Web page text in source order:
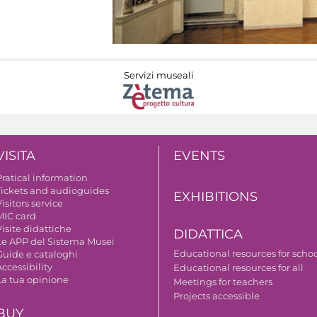
Servizi museali
information
and audioguides
service
card
didattiche
APP del Sistema Musei
e cataloghi
tua opinione
EVENTS
EXHIBITIONS
DIDATTICA
Educational resources for
Educational resources for all
Meetings for teachers
Projects accessible